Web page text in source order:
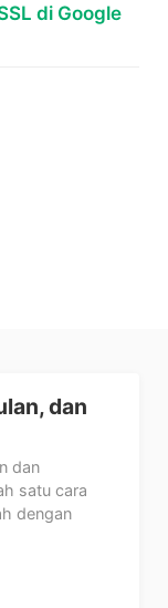
di Google
dan
dan
satu cara
dengan